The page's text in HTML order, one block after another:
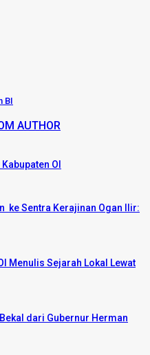
BI
AUTHOR
OI
ke Sentra Kerajinan Ogan Ilir:
Menulis Sejarah Lokal Lewat
dari Gubernur Herman